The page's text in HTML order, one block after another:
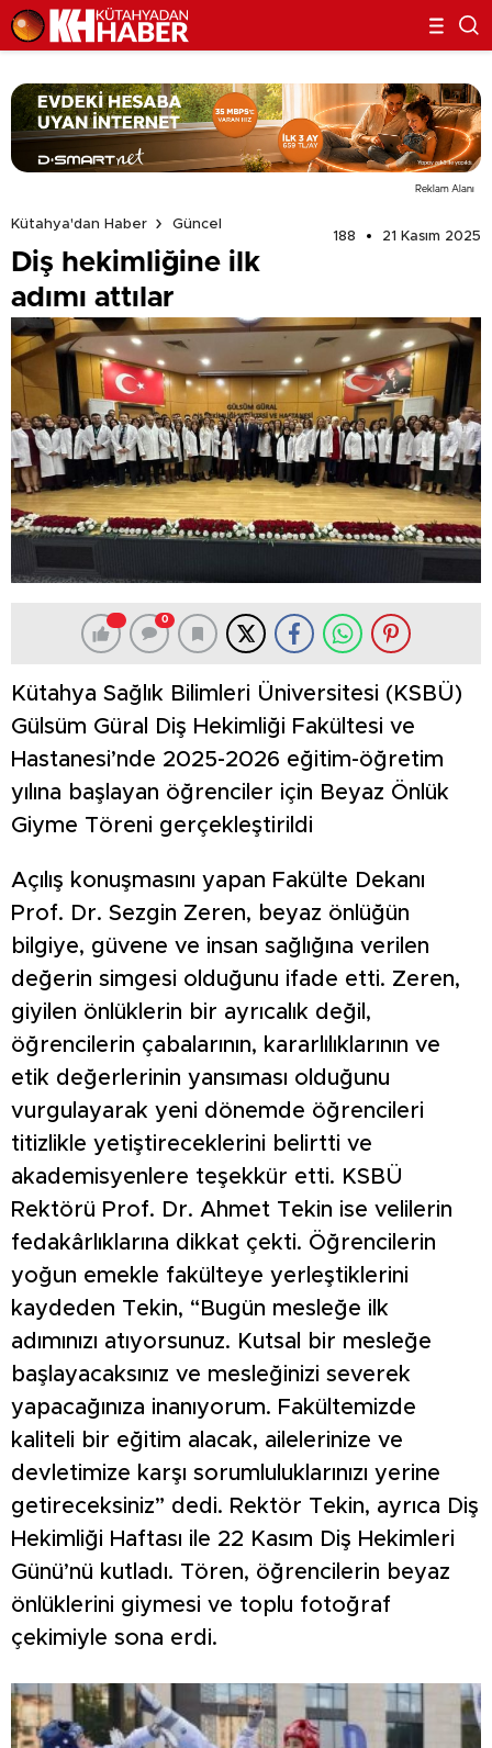
Reklam Alanı
Kütahya'dan Haber
Güncel
188
21 Kasım 2025
Diş hekimliğine ilk
adımı attılar
0
Kütahya Sağlık Bilimleri Üniversitesi (KSBÜ)
Gülsüm Güral Diş Hekimliği Fakültesi ve
Hastanesi’nde 2025-2026 eğitim-öğretim
yılına başlayan öğrenciler için Beyaz Önlük
Giyme Töreni gerçekleştirildi
Açılış konuşmasını yapan Fakülte Dekanı
Prof. Dr. Sezgin Zeren, beyaz önlüğün
bilgiye, güvene ve insan sağlığına verilen
değerin simgesi olduğunu ifade etti. Zeren,
giyilen önlüklerin bir ayrıcalık değil,
öğrencilerin çabalarının, kararlılıklarının ve
etik değerlerinin yansıması olduğunu
vurgulayarak yeni dönemde öğrencileri
titizlikle yetiştireceklerini belirtti ve
akademisyenlere teşekkür etti. KSBÜ
Rektörü Prof. Dr. Ahmet Tekin ise velilerin
fedakârlıklarına dikkat çekti. Öğrencilerin
yoğun emekle fakülteye yerleştiklerini
kaydeden Tekin, “Bugün mesleğe ilk
adımınızı atıyorsunuz. Kutsal bir mesleğe
başlayacaksınız ve mesleğinizi severek
yapacağınıza inanıyorum. Fakültemizde
kaliteli bir eğitim alacak, ailelerinize ve
devletimize karşı sorumluluklarınızı yerine
getireceksiniz” dedi. Rektör Tekin, ayrıca Diş
Hekimliği Haftası ile 22 Kasım Diş Hekimleri
Günü’nü kutladı. Tören, öğrencilerin beyaz
önlüklerini giymesi ve toplu fotoğraf
çekimiyle sona erdi.